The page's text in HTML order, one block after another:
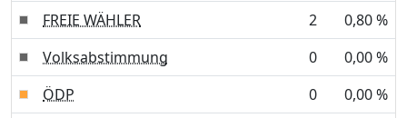
FREIE WÄHLER
2
0,80 %
Volksabstimmung
0
0,00 %
ÖDP
0
0,00 %